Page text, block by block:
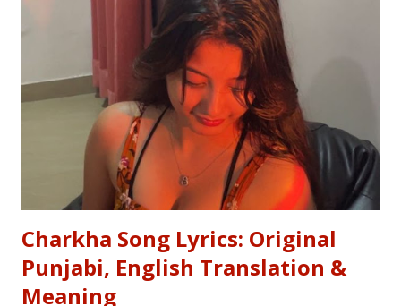
English equivalents for famous Hindi idioms before your
next exam. In 2010, the internet struggled to find the
meaning of "Sau sonaar ki, ek lohaar ki." We are here to
settle that debate once and for all. Whether you are a
student eyeing the lucrative RBI Rajbhasha Adhikari Salary
& Job Profile , a scholar researching Vidyapati...
Charkha Song Lyrics: Original
Punjabi, English Translation &
Meaning